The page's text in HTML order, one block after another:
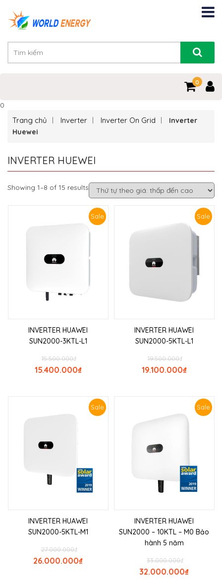
0
0
Trang chủ Inverter Inverter On Grid
Inverter
Huewei
INVERTER HUEWEI
Showing 1–8 of 15 results
Sale
INVERTER HUAWEI
SUN2000-3KTL-L1
₫
15.500.000
₫
15.400.000
Sale
INVERTER HUAWEI
SUN2000-5KTL-L1
₫
19.500.000
₫
19.100.000
Sale
INVERTER HUAWEI
SUN2000-5KTL-M1
₫
27.000.000
₫
26.000.000
Sale
INVERTER HUAWEI
SUN2000 – 10KTL – M0 Bảo
hành 5 năm
₫
33.000.000
₫
32.000.000